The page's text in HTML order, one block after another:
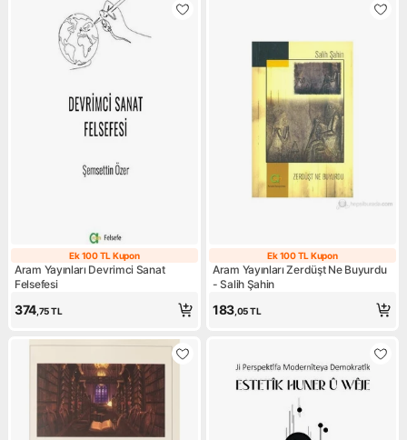
Ek 100 TL Kupon
Ek 100 TL Kupon
Aram Yayınları Devrimci Sanat
Felsefesi
374,75TL
Ek 100 TL
Ek 100 TL Kupon
Aram Yayınları Zerdüşt Ne Buyurdu
- Salih Şahin
183,05TL